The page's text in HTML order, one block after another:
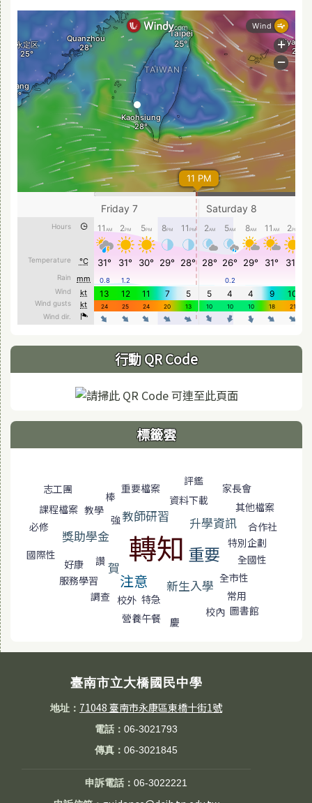
行動 QR Code
標籤雲
志工團 重要檔案
評鑑
課程檔案 教學
棒 資料下載
家長會
必修 強教師研習
其他檔案
獎助學金 轉知
升學資訊
合作社
國際性
重要 特別企劃
好康
讚 賀
全國性
服務學習
注意
調查
新生入學 全市性
校外 特急
常用
營養午餐
慶
校內 圖書館
臺南市立大橋國民中學
地址： 71048 臺南市永康區東橋十街1號
電話：06-3021793
傳真：06-3021845
申訴電話：06-3022221